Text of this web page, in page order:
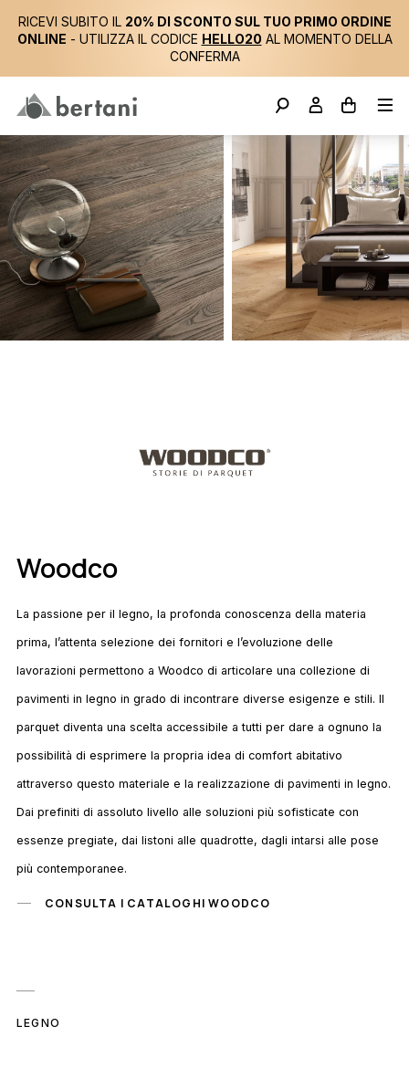
RICEVI SUBITO IL 20% DI SCONTO SUL TUO PRIMO ORDINE
ONLINE - UTILIZZA IL CODICE HELLO20 AL MOMENTO DELLA
CONFERMA
Woodco
La passione per il legno, la profonda conoscenza della materia
prima, l’attenta selezione dei fornitori e l’evoluzione delle
lavorazioni permettono a Woodco di articolare una collezione di
pavimenti in legno in grado di incontrare diverse esigenze e stili. Il
parquet diventa una scelta accessibile a tutti per dare a ognuno la
possibilità di esprimere la propria idea di comfort abitativo
attraverso questo materiale e la realizzazione di pavimenti in legno.
Dai prefiniti di assoluto livello alle soluzioni più sofisticate con
essenze pregiate, dai listoni alle quadrotte, dagli intarsi alle pose
più contemporanee.
CONSULTA I CATALOGHI WOODCO
LEGNO